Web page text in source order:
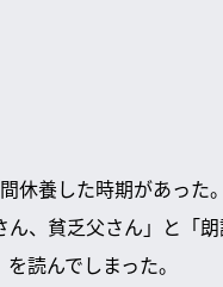
休養した時期があった
、貧乏父さん」と「
読んでしまった。